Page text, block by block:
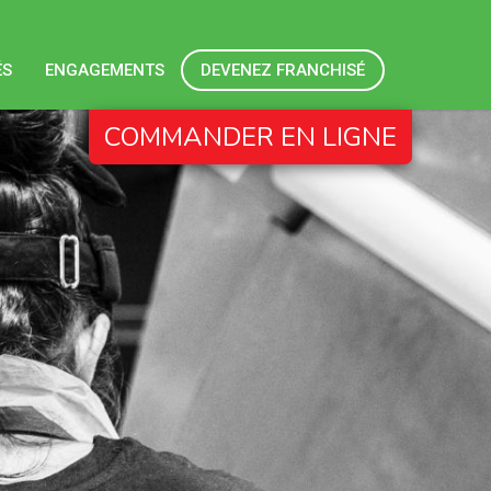
ENGAGEMENTS DEVENEZ FRANCHISÉ
COMMANDER EN LIGNE